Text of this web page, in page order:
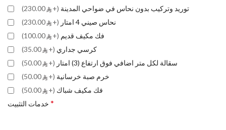
توريد وتركيب بدون نحاس في ضواحي المدينة (+
230.00)
نحاس صيني 4 امتار
(+
230.00)
فك مكيف قديم (+
100.00)
كرسي جداري (+
35.00)
سقالة لكل متر اضافي فوق ارتفاع (3) امتار
(+
50.00)
خرم صبة خرسانية (+
50.00)
فك مكيف شباك (+
50.00)
خدمات التثبيت *